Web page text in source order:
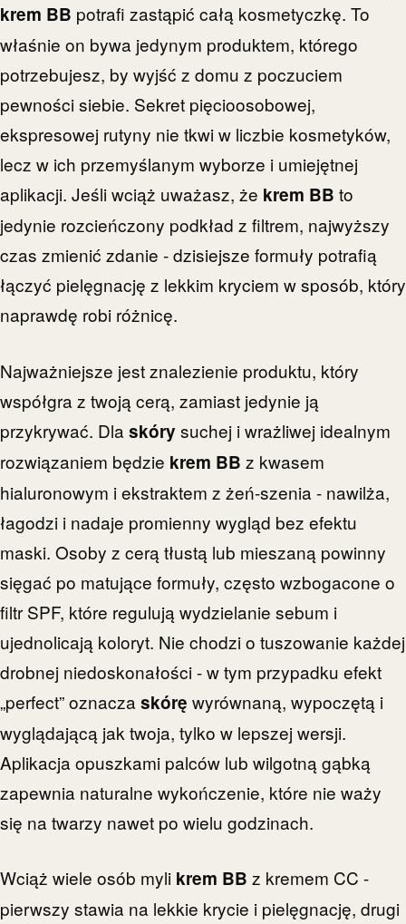
krem BB potrafi zastąpić całą kosmetyczkę. To
właśnie on bywa jedynym produktem, którego
potrzebujesz, by wyjść z domu z poczuciem
pewności siebie. Sekret pięcioosobowej,
ekspresowej rutyny nie tkwi w liczbie kosmetyków,
lecz w ich przemyślanym wyborze i umiejętnej
aplikacji. Jeśli wciąż uważasz, że krem BB to
jedynie rozcieńczony podkład z filtrem, najwyższy
czas zmienić zdanie - dzisiejsze formuły potrafią
łączyć pielęgnację z lekkim kryciem w sposób, który
naprawdę robi różnicę.
Najważniejsze jest znalezienie produktu, który
współgra z twoją cerą, zamiast jedynie ją
przykrywać. Dla skóry suchej i wrażliwej idealnym
rozwiązaniem będzie krem BB z kwasem
hialuronowym i ekstraktem z żeń-szenia - nawilża,
łagodzi i nadaje promienny wygląd bez efektu
maski. Osoby z cerą tłustą lub mieszaną powinny
sięgać po matujące formuły, często wzbogacone o
filtr SPF, które regulują wydzielanie sebum i
ujednolicają koloryt. Nie chodzi o tuszowanie każdej
drobnej niedoskonałości - w tym przypadku efekt
„perfect” oznacza skórę wyrównaną, wypoczętą i
wyglądającą jak twoja, tylko w lepszej wersji.
Aplikacja opuszkami palców lub wilgotną gąbką
zapewnia naturalne wykończenie, które nie waży
się na twarzy nawet po wielu godzinach.
Wciąż wiele osób myli krem BB z kremem CC -
pierwszy stawia na lekkie krycie i pielęgnację, drugi